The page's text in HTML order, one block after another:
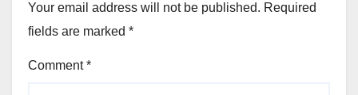
Your email address will not be published. Required
fields are marked *
Comment*